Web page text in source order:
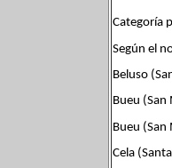
Categoría
Según el
Beluso
Bueu
Bueu
Cela